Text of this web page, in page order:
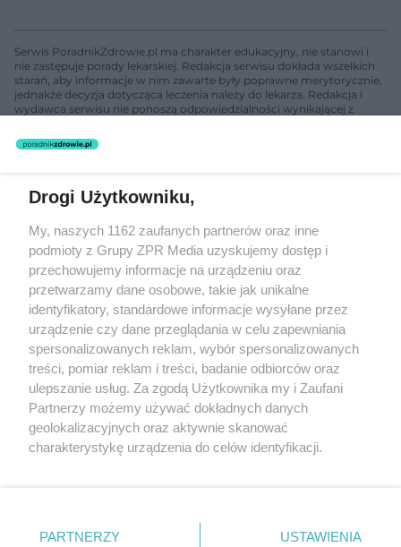
Serwis PoradnikZdrowie.pl ma charakter edukacyjny, nie stanowi i
nie zastępuje porady lekarskiej. Redakcja serwisu dokłada wszelkich
starań, aby informacje w nim zawarte były poprawne merytorycznie,
jednakże decyzja dotycząca leczenia należy do lekarza. Redakcja i
wydawca serwisu nie ponoszą odpowiedzialności wynikającej z
nie prowadzi działalności leczniczej polegającej na udzielaniu
świadczeń zdrowotnych w rozumieniu art. 3 ust 1 ustawy o
Żaden utwór zamieszczony w serwisie nie może być powielany i
rozpowszechniany lub dalej rozpowszechniany w jakikolwiek sposób
(w tym także elektroniczny lub mechaniczny) na jakimkolwiek polu
eksploatacji w jakiejkolwiek formie, włącznie z umieszczaniem w
Internecie bez pisemnej zgody właściciela praw. Jakiekolwiek użycie
lub wykorzystanie utworów w całości lub w części z naruszeniem
prawa, tzn. bez właściwej zgody, jest zabronione pod groźbą kary i
może być ścigane prawnie.
O nas
Drogi Użytkowniku,
My, naszych 1162 zaufanych partnerów oraz inne
podmioty z Grupy ZPR Media uzyskujemy dostęp i
przechowujemy informacje na urządzeniu oraz
przetwarzamy dane osobowe, takie jak unikalne
identyfikatory, standardowe informacje wysyłane przez
urządzenie czy dane przeglądania w celu zapewniania
spersonalizowanych reklam, wybór spersonalizowanych
treści, pomiar reklam i treści, badanie odbiorców oraz
ulepszanie usług. Za zgodą Użytkownika my i Zaufani
Partnerzy możemy używać dokładnych danych
geolokalizacyjnych oraz aktywnie skanować
charakterystykę urządzenia do celów identyfikacji.
zmienić/wycofać klikając przycisk ustawień prywatności
PARTNERZY USTAWIENIA